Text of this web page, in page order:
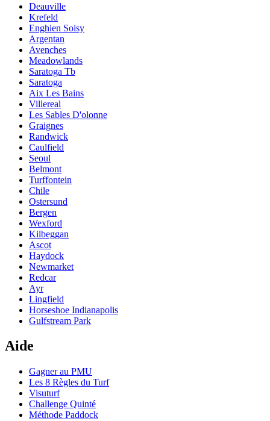
Deauville
Krefeld
Enghien Soisy
Argentan
Avenches
Meadowlands
Saratoga Tb
Saratoga
Aix Les Bains
Villereal
Les Sables D'olonne
Graignes
Randwick
Caulfield
Seoul
Belmont
Turffontein
Chile
Ostersund
Bergen
Wexford
Kilbeggan
Ascot
Haydock
Newmarket
Redcar
Ayr
Lingfield
Horseshoe Indianapolis
Gulfstream Park
Aide
Gagner au PMU
Les 8 Règles du Turf
Visuturf
Challenge Quinté
Méthode Paddock